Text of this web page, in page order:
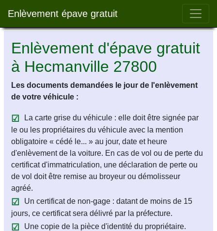
Enlèvement épave gratuit Bar
Enlèvement d'épave gratuit
à Hecmanville 27800
Les documents demandées le jour de l'enlèvement
de votre véhicule :
La carte grise du véhicule : elle doit être signée par
le ou les propriétaires du véhicule avec la mention
obligatoire « cédé le... » au jour, date et heure
d'enlèvement de la voiture. En cas de vol ou de perte du
certificat d'immatriculation, une déclaration de perte ou
de vol doit être remise au broyeur ou démolisseur
agréé.
Un certificat de non-gage : datant de moins de 15
jours, ce certificat sera délivré par la préfecture.
Une copie de la pièce d'identité du propriétaire.